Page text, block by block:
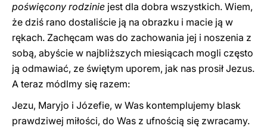
poświęcony rodzinie jest dla dobra wszystkich. Wiem,
że dziś rano dostaliście ją na obrazku i macie ją w
rękach. Zachęcam was do zachowania jej i noszenia z
sobą, abyście w najbliższych miesiącach mogli często
ją odmawiać, ze świętym uporem, jak nas prosił Jezus.
A teraz módlmy się razem:
Jezu, Maryjo i Józefie, w Was kontemplujemy blask
prawdziwej miłości, do Was z ufnością się zwracamy.